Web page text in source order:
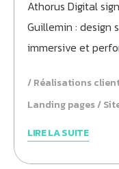
Athorus Digital
Guillemin : design
immersive et
Réalisations
Landing pages
LIRE LA SUITE